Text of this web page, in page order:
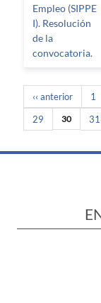
Empleo (SIPPE
I). Resolución
de la
convocatoria.
‹‹ anterior 1
29
30 31